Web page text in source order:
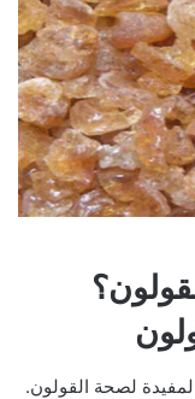
لصحة القولون.